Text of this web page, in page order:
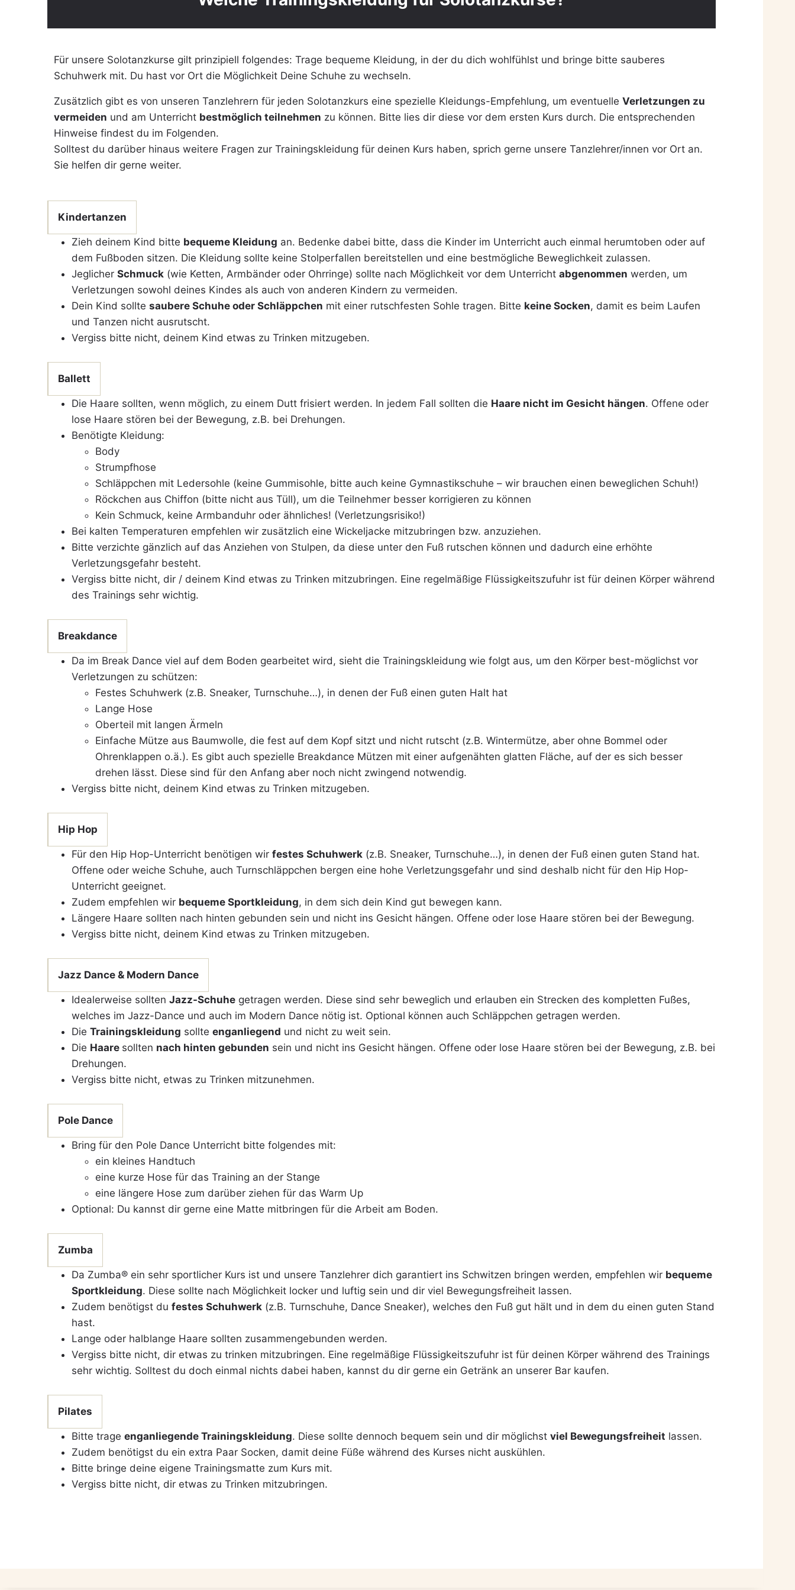
Für unsere Solotanzkurse gilt prinzipiell folgendes: Trage bequeme Kleidung, in der du dich wohlfühlst und bringe bitte sauberes
Schuhwerk mit. Du hast vor Ort die Möglichkeit Deine Schuhe zu wechseln.
Zusätzlich gibt es von unseren Tanzlehrern für jeden Solotanzkurs eine spezielle Kleidungs-Empfehlung, um eventuelle Verletzungen zu
vermeiden und am Unterricht bestmöglich teilnehmen zu können. Bitte lies dir diese vor dem ersten Kurs durch. Die entsprechenden
Hinweise findest du im Folgenden.
Solltest du darüber hinaus weitere Fragen zur Trainingskleidung für deinen Kurs haben, sprich gerne unsere Tanzlehrer/innen vor Ort an.
Sie helfen dir gerne weiter.
Kindertanzen
Zieh deinem Kind bitte bequeme Kleidung an. Bedenke dabei bitte, dass die Kinder im Unterricht auch einmal herumtoben oder auf
dem Fußboden sitzen. Die Kleidung sollte keine Stolperfallen bereitstellen und eine bestmögliche Beweglichkeit zulassen.
Jeglicher Schmuck (wie Ketten, Armbänder oder Ohrringe) sollte nach Möglichkeit vor dem Unterricht abgenommen werden, um
Verletzungen sowohl deines Kindes als auch von anderen Kindern zu vermeiden.
Dein Kind sollte saubere Schuhe oder Schläppchen mit einer rutschfesten Sohle tragen. Bitte keine Socken, damit es beim Laufen
und Tanzen nicht ausrutscht.
Vergiss bitte nicht, deinem Kind etwas zu Trinken mitzugeben.
Ballett
Die Haare sollten, wenn möglich, zu einem Dutt frisiert werden. In jedem Fall sollten die Haare nicht im Gesicht hängen. Offene oder
lose Haare stören bei der Bewegung, z.B. bei Drehungen.
Benötigte Kleidung:
Body
Strumpfhose
Schläppchen mit Ledersohle (keine Gummisohle, bitte auch keine Gymnastikschuhe – wir brauchen einen beweglichen Schuh!)
Röckchen aus Chiffon (bitte nicht aus Tüll), um die Teilnehmer besser korrigieren zu können
Kein Schmuck, keine Armbanduhr oder ähnliches! (Verletzungsrisiko!)
Bei kalten Temperaturen empfehlen wir zusätzlich eine Wickeljacke mitzubringen bzw. anzuziehen.
Bitte verzichte gänzlich auf das Anziehen von Stulpen, da diese unter den Fuß rutschen können und dadurch eine erhöhte
Verletzungsgefahr besteht.
Vergiss bitte nicht, dir / deinem Kind etwas zu Trinken mitzubringen. Eine regelmäßige Flüssigkeitszufuhr ist für deinen Körper während
des Trainings sehr wichtig.
Breakdance
Da im Break Dance viel auf dem Boden gearbeitet wird, sieht die Trainingskleidung wie folgt aus, um den Körper best-möglichst vor
Verletzungen zu schützen:
Festes Schuhwerk (z.B. Sneaker, Turnschuhe…), in denen der Fuß einen guten Halt hat
Lange Hose
Oberteil mit langen Ärmeln
Einfache Mütze aus Baumwolle, die fest auf dem Kopf sitzt und nicht rutscht (z.B. Wintermütze, aber ohne Bommel oder
Ohrenklappen o.ä.). Es gibt auch spezielle Breakdance Mützen mit einer aufgenähten glatten Fläche, auf der es sich besser
drehen lässt. Diese sind für den Anfang aber noch nicht zwingend notwendig.
Vergiss bitte nicht, deinem Kind etwas zu Trinken mitzugeben.
Hip Hop
Für den Hip Hop-Unterricht benötigen wir festes Schuhwerk (z.B. Sneaker, Turnschuhe…), in denen der Fuß einen guten Stand hat.
Offene oder weiche Schuhe, auch Turnschläppchen bergen eine hohe Verletzungsgefahr und sind deshalb nicht für den Hip Hop-
Unterricht geeignet.
Zudem empfehlen wir bequeme Sportkleidung, in dem sich dein Kind gut bewegen kann.
Längere Haare sollten nach hinten gebunden sein und nicht ins Gesicht hängen. Offene oder lose Haare stören bei der Bewegung.
Vergiss bitte nicht, deinem Kind etwas zu Trinken mitzugeben.
Jazz Dance & Modern Dance
Idealerweise sollten Jazz-Schuhe getragen werden. Diese sind sehr beweglich und erlauben ein Strecken des kompletten Fußes,
welches im Jazz-Dance und auch im Modern Dance nötig ist. Optional können auch Schläppchen getragen werden.
Die Trainingskleidung sollte enganliegend und nicht zu weit sein.
Die Haare sollten nach hinten gebunden sein und nicht ins Gesicht hängen. Offene oder lose Haare stören bei der Bewegung, z.B. bei
Drehungen.
Vergiss bitte nicht, etwas zu Trinken mitzunehmen.
Pole Dance
Bring für den Pole Dance Unterricht bitte folgendes mit:
ein kleines Handtuch
eine kurze Hose für das Training an der Stange
eine längere Hose zum darüber ziehen für das Warm Up
Optional: Du kannst dir gerne eine Matte mitbringen für die Arbeit am Boden.
Zumba
Da Zumba® ein sehr sportlicher Kurs ist und unsere Tanzlehrer dich garantiert ins Schwitzen bringen werden, empfehlen wir bequeme
Sportkleidung. Diese sollte nach Möglichkeit locker und luftig sein und dir viel Bewegungsfreiheit lassen.
Zudem benötigst du festes Schuhwerk (z.B. Turnschuhe, Dance Sneaker), welches den Fuß gut hält und in dem du einen guten Stand
hast.
Lange oder halblange Haare sollten zusammengebunden werden.
Vergiss bitte nicht, dir etwas zu trinken mitzubringen. Eine regelmäßige Flüssigkeitszufuhr ist für deinen Körper während des Trainings
sehr wichtig. Solltest du doch einmal nichts dabei haben, kannst du dir gerne ein Getränk an unserer Bar kaufen.
Pilates
Bitte trage enganliegende Trainingskleidung. Diese sollte dennoch bequem sein und dir möglichst viel Bewegungsfreiheit lassen.
Zudem benötigst du ein extra Paar Socken, damit deine Füße während des Kurses nicht auskühlen.
Bitte bringe deine eigene Trainingsmatte zum Kurs mit.
Vergiss bitte nicht, dir etwas zu Trinken mitzubringen.